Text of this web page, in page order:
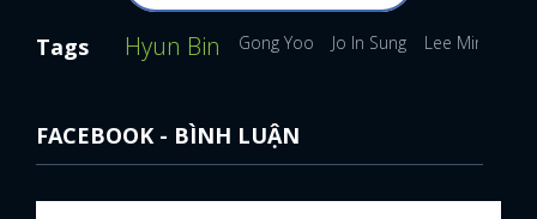
Tags Hyun Bin Gong Yoo Jo In Sung Lee Min Ho
FACEBOOK - BÌNH LUẬN